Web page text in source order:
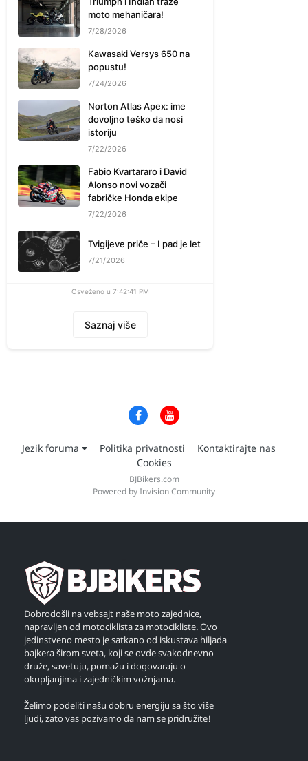
moto mehaničara!
7/28/2026
Kawasaki Versys 650 na
popustu!
7/24/2026
Norton Atlas Apex: ime
dovoljno teško da nosi
istoriju
7/22/2026
Fabio Kvartararo i David
Alonso novi vozači
fabričke Honda ekipe
7/22/2026
Tvigijeve priče – I pad je let
7/21/2026
Osveženo u 7:42:41 PM
Saznaj više
Jezik foruma Politika privatnosti
Kontaktirajte nas
Cookies
BJBikers.com
Powered by Invision Community
Dobrodošli na vebsajt naše moto zajednice,
napravljen od motociklista za motocikliste. Ovo
jedinstveno mesto je satkano od iskustava hiljada
bajkera širom sveta, koji se ovde svakodnevno
druže, savetuju, pomažu i dogovaraju o
okupljanjima i zajedničkim vožnjama.
Želimo podeliti našu dobru energiju sa što više
ljudi, zato vas pozivamo da nam se pridružite!